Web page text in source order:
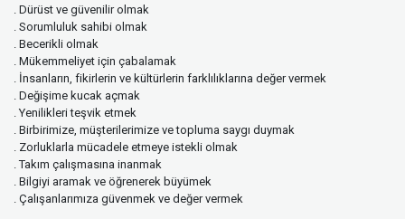
. Dürüst ve güvenilir olmak
. Sorumluluk sahibi olmak
. Becerikli olmak
. Mükemmeliyet için çabalamak
. İnsanların, fikirlerin ve kültürlerin farklılıklarına değer vermek
. Değişime kucak açmak
. Yenilikleri teşvik etmek
. Birbirimize, müşterilerimize ve topluma saygı duymak
. Zorluklarla mücadele etmeye istekli olmak
. Takım çalışmasına inanmak
. Bilgiyi aramak ve öğrenerek büyümek
. Çalışanlarımıza güvenmek ve değer vermek